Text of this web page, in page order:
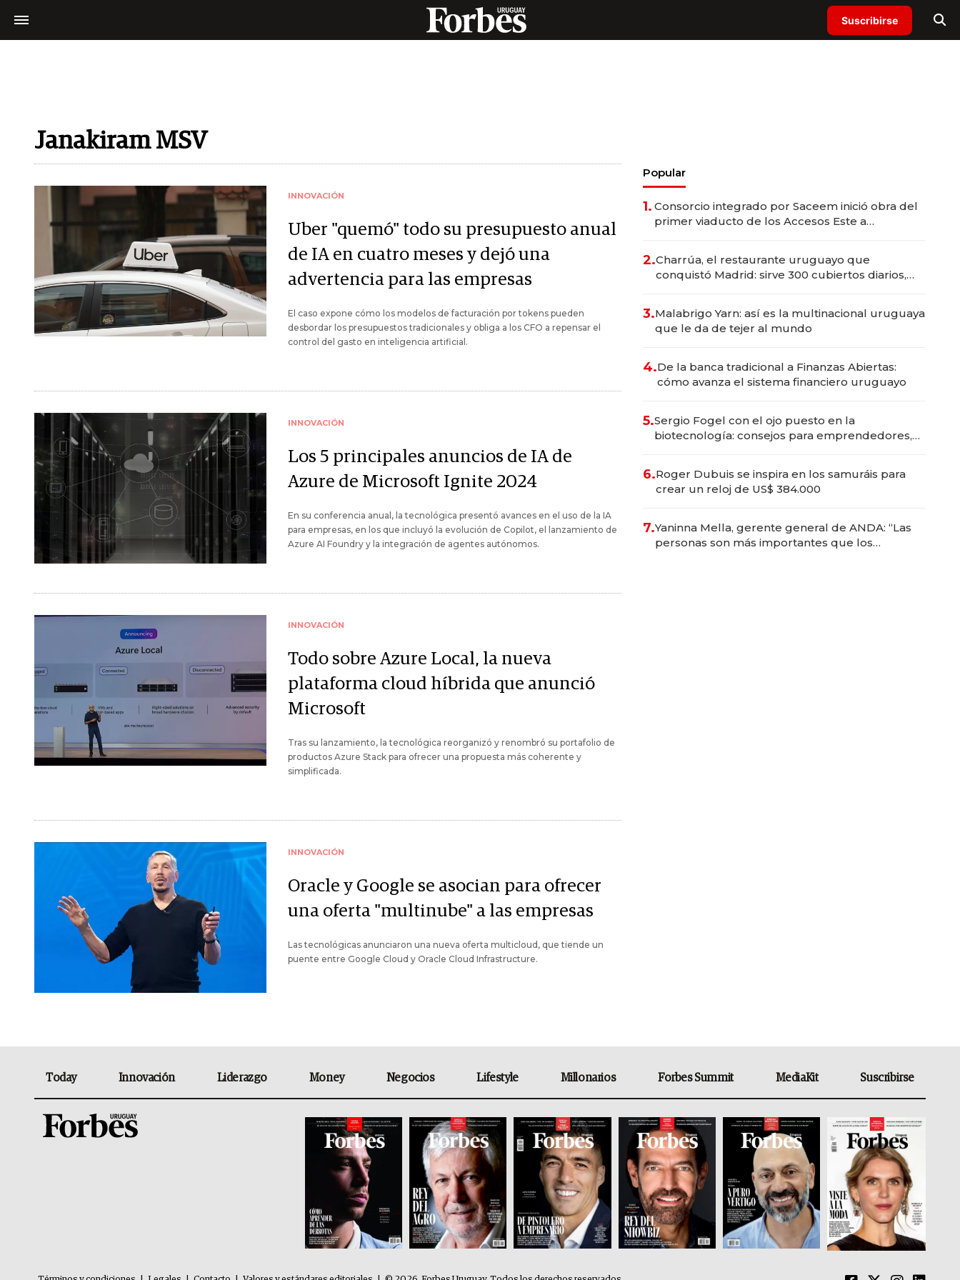
Suscribirse
Janakiram MSV
INNOVACIÓN
Uber "quemó" todo su presupuesto anual
de IA en cuatro meses y dejó una
advertencia para las empresas
El caso expone cómo los modelos de facturación por tokens pueden
desbordar los presupuestos tradicionales y obliga a los CFO a repensar el
control del gasto en inteligencia artificial.
INNOVACIÓN
Los 5 principales anuncios de IA de
Azure de Microsoft Ignite 2024
En su conferencia anual, la tecnológica presentó avances en el uso de la IA
para empresas, en los que incluyó la evolución de Copilot, el lanzamiento de
Azure AI Foundry y la integración de agentes autónomos.
INNOVACIÓN
Todo sobre Azure Local, la nueva
plataforma cloud híbrida que anunció
Microsoft
Tras su lanzamiento, la tecnológica reorganizó y renombró su portafolio de
productos Azure Stack para ofrecer una propuesta más coherente y
simplificada.
INNOVACIÓN
Oracle y Google se asocian para ofrecer
una oferta "multinube" a las empresas
Las tecnológicas anunciaron una nueva oferta multicloud, que tiende un
puente entre Google Cloud y Oracle Cloud Infrastructure.
Popular
1. Consorcio integrado por Saceem inició obra del
primer viaducto de los Accesos Este a
2.Charrúa, el restaurante uruguayo que
conquistó Madrid: sirve 300 cubiertos diarios,
3.Malabrigo Yarn: así es la multinacional uruguaya
que le da de tejer al mundo
4.De la banca tradicional a Finanzas Abiertas:
cómo avanza el sistema financiero uruguayo
5.Sergio Fogel con el ojo puesto en la
biotecnología: consejos para emprendedores,
6.Roger Dubuis se inspira en los samuráis para
crear un reloj de US$ 384.000
7.Yaninna Mella, gerente general de ANDA: “Las
personas son más importantes que los
Today Innovación Liderazgo Money Negocios Lifestyle Millonarios Forbes Summit MediaKit Suscribirse